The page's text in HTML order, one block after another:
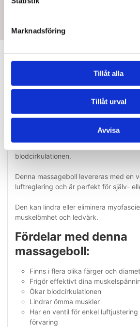
Marknadsföring
Tillåt alla
Tillåt urval
Avvisa
Information
TheraBand®
Massageboll
Mjukar effektivt upp muskelspänningar
blodcirkulationen.
Denna massageboll levereras med en
luftreglering och är perfekt för själv-
Den kan lindra eller eliminera
muskelömhet och ledvärk.
Fördelar med denna
massageboll:
Finns i flera olika färger och
Frigör effektivt dina
Ökar blodcirkulationen
Lindrar ömma muskler
Har en ventil för enkel
förvaring